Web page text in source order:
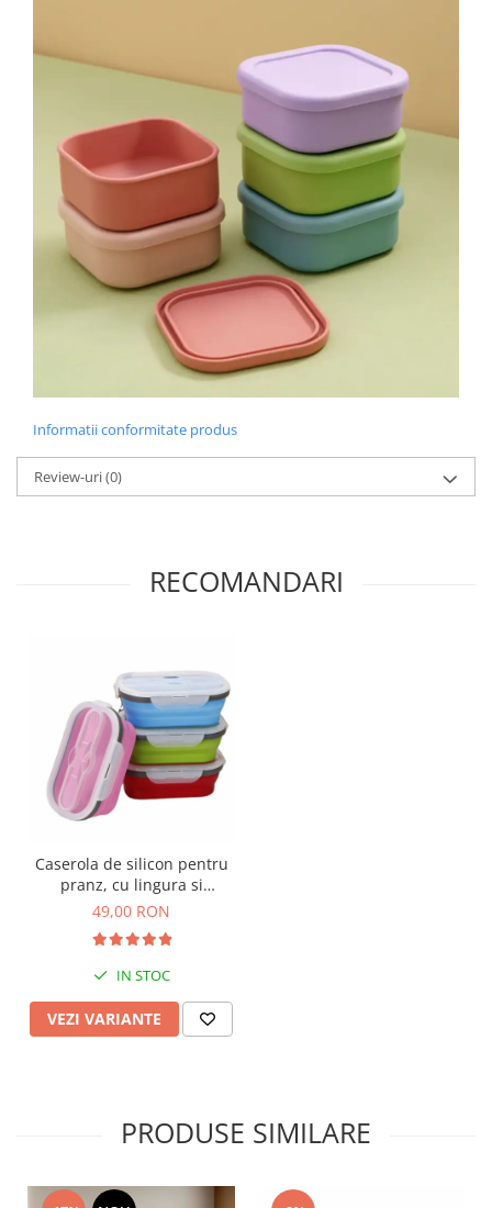
Informatii conformitate produs
Review-uri(0)
RECOMANDARI
Caserola de silicon pentru
pranz, cu lingura si
furculita, 1 compartiment
49,00 RON
IN STOC
VEZI VARIANTE
PRODUSE SIMILARE